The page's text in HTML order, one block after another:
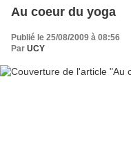
Au coeur du yoga
Publié le 25/08/2009 à 08:56
Par UCY